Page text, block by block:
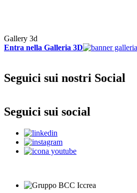
Gallery 3d
Entra nella Galleria 3D
Seguici sui nostri Social
Seguici sui social